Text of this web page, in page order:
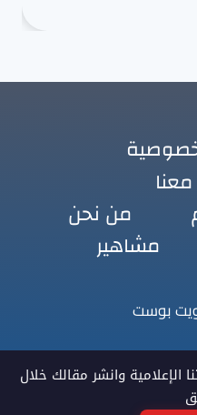
من نحن
مشاهير
الإعلامية وانشر مقالك خلال